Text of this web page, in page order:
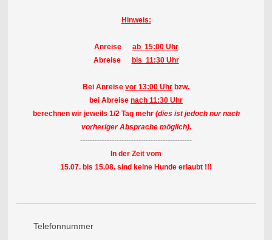
Hinweis:
Anreise ab 15:00 Uhr
Abreise
bis 11:30 Uhr
Bei Anreise vor 13:00 Uhr bzw.
bei Abreise nach 11:30 Uhr
berechnen wir jeweils 1/2 Tag mehr (dies ist jedoch nur nach
vorheriger Absprache möglich).
----------------------------------------------
In der Zeit vom
15.07. bis 15.08. sind keine Hunde erlaubt !!!
Telefonnummer